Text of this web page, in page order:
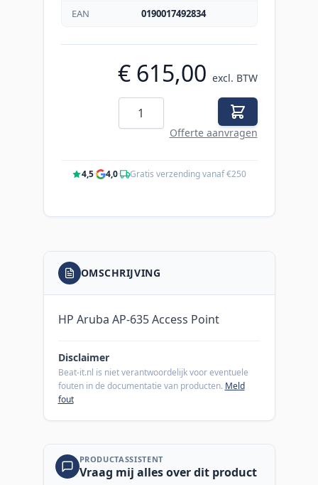
EAN
0190017492834
€ 615,00 excl. BTW
Aantal
Offerte aanvragen
4,5· 4,0· Gratis verzending vanaf €250
OMSCHRIJVING
HP Aruba AP-635 Access Point
Disclaimer
Beat-it.nl is niet verantwoordelijk voor eventuele
fouten in de documentatie van producten. Meld
fout
PRODUCTASSISTENT
Vraag mij alles over dit product